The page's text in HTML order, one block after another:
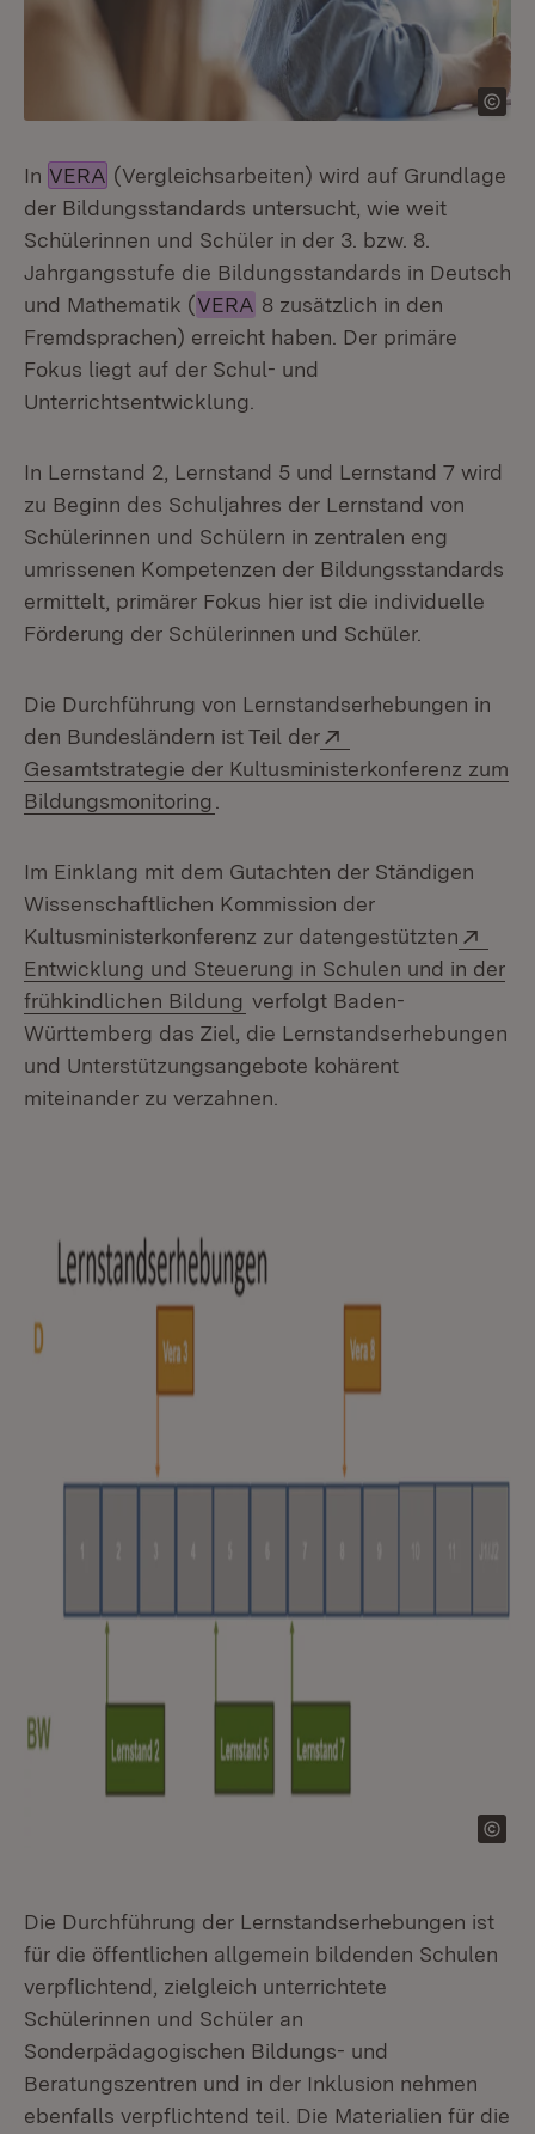
In VERA (Vergleichsarbeiten) wird auf Grundlage
der Bildungsstandards untersucht, wie weit
Schülerinnen und Schüler in der 3. bzw. 8.
Jahrgangsstufe die Bildungsstandards in Deutsch
und Mathematik (VERA 8 zusätzlich in den
Fremdsprachen) erreicht haben. Der primäre
Fokus liegt auf der Schul- und
Unterrichtsentwicklung.
In Lernstand 2, Lernstand 5 und Lernstand 7 wird
zu Beginn des Schuljahres der Lernstand von
Schülerinnen und Schülern in zentralen eng
umrissenen Kompetenzen der Bildungsstandards
ermittelt, primärer Fokus hier ist die individuelle
Förderung der Schülerinnen und Schüler.
Die Durchführung von Lernstandserhebungen in
den Bundesländern ist Teil der
Gesamtstrategie der Kultusministerkonferenz zum
Bildungsmonitoring
Im Einklang mit dem Gutachten der Ständigen
Wissenschaftlichen Kommission der
Kultusministerkonferenz zur datengestützten
Entwicklung und Steuerung in Schulen und in der
frühkindlichen Bildung (Öffnet in neuem Fenster)
verfolgt Baden-
Württemberg das Ziel, die Lernstandserhebungen
und Unterstützungsangebote kohärent
miteinander zu verzahnen.
Die Durchführung der Lernstandserhebungen ist
für die öffentlichen allgemein bildenden Schulen
verpflichtend, zielgleich unterrichtete
Schülerinnen und Schüler an
Sonderpädagogischen Bildungs- und
Beratungszentren und in der Inklusion nehmen
ebenfalls verpflichtend teil. Die Materialien für die